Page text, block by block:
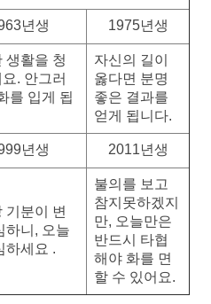
년생 1975년생
생활을 청
. 안그러
를 입게 됩
자신의 길이
옳다면 분명
좋은 결과를
얻게 됩니다.
년생 2011년생
기분이 변
하니, 오늘
하세요 .
불의를 보고
참지못하겠지
만, 오늘만은
반드시 타협
해야 화를 면
할 수 있어요.